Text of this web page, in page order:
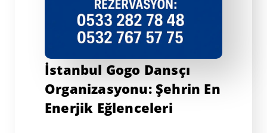
İstanbul Gogo Dansçı
Organizasyonu: Şehrin En
Enerjik Eğlenceleri